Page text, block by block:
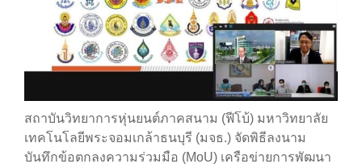
สถาบันวิทยาการหุ่นยนต์ภาคสนาม (ฟีโบ้) มหาวิทยาลัย
เทคโนโลยีพระจอมเกล้าธนบุรี (มจธ.) จัดพิธีลงนาม
บันทึกข้อตกลงความร่วมมือ (MoU) เครือข่ายการพัฒนา